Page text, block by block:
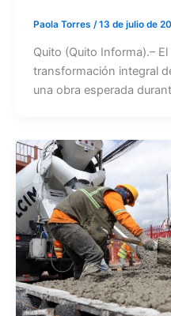
Paola Torres /13 de julio de
Quito (Quito Informa).–
transformación integral
una obra esperada